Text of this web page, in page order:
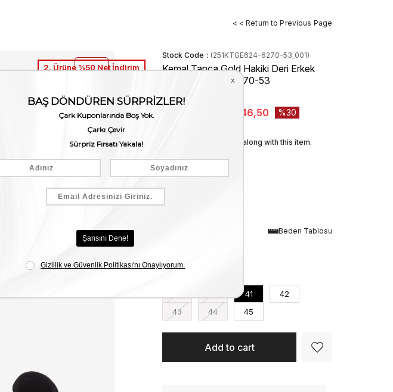
< < Return to Previous Page
2. Ürüne %50 Net İndirim
Stock Code (251KTGE624-6270-53_001)
Kemal Tanca Gold Hakiki Deri Erkek
Klasik Ayakkabı 6270-53
Stock Amount
₺7.346,50 30
We recommend these along with this item.
Beden Tablosu
41
42
43
44 45